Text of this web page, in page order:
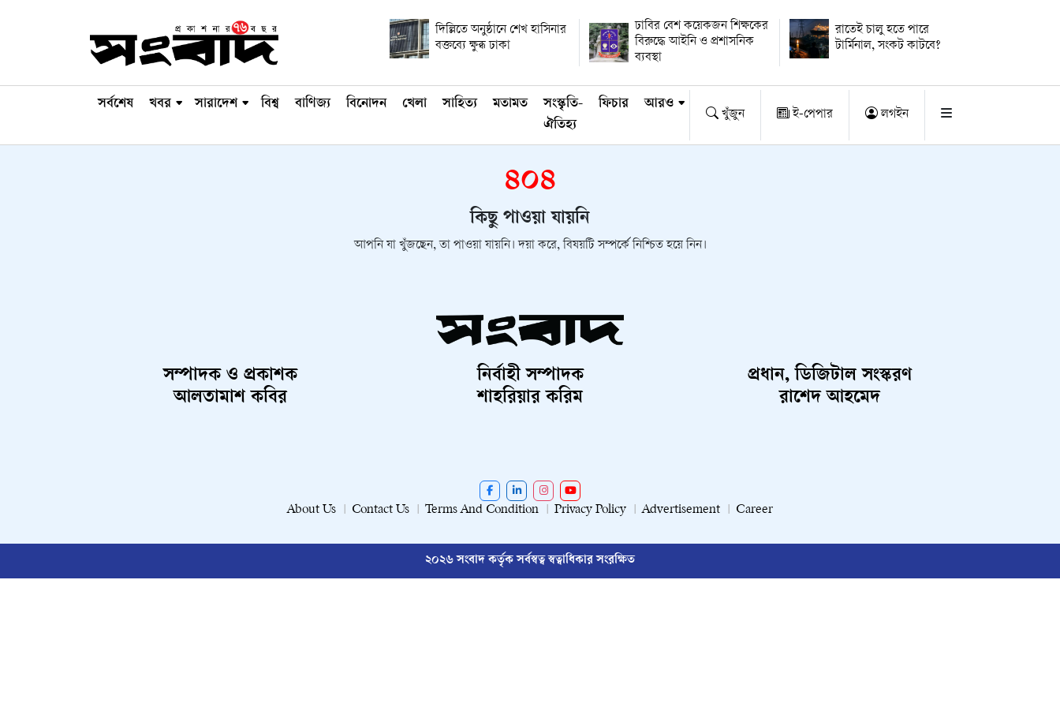
দিল্লিতে অনুষ্ঠানে শেখ হাসিনার
বক্তব্যে ক্ষুব্ধ ঢাকা
ঢাবির বেশ কয়েকজন শিক্ষকের
বিরুদ্ধে আইনি ও প্রশাসনিক
ব্যবস্থা
রাতেই চালু হতে পারে
টার্মিনাল, সংকট কাটবে?
সর্বশেষ খবর সারাদেশ বিশ্ব বাণিজ্য বিনোদন খেলা সাহিত্য মতামত
সংস্কৃতি-
ঐতিহ্য
ফিচার আরও
খুঁজুন ই-পেপার লগইন
৪০৪
কিছু পাওয়া যায়নি
আপনি যা খুঁজছেন, তা পাওয়া যায়নি। দয়া করে, বিষয়টি সম্পর্কে নিশ্চিত হয়ে নিন।
সম্পাদক ও প্রকাশক
আলতামাশ কবির
নির্বাহী সম্পাদক
শাহরিয়ার করিম
প্রধান, ডিজিটাল সংস্করণ
রাশেদ আহমেদ
About Us Contact Us Terms And Condition Privacy Policy Advertisement Career
২০২৬ সংবাদ কর্তৃক সর্বস্বত্ব স্বত্বাধিকার সংরক্ষিত